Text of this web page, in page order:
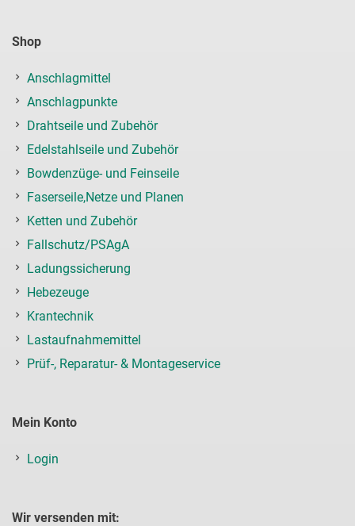
Shop
Anschlagmittel
Anschlagpunkte
Drahtseile und Zubehör
Edelstahlseile und Zubehör
Bowdenzüge- und Feinseile
Faserseile,Netze und Planen
Ketten und Zubehör
Fallschutz/PSAgA
Ladungssicherung
Hebezeuge
Krantechnik
Lastaufnahmemittel
Prüf-, Reparatur- & Montageservice
Mein Konto
Login
Wir versenden mit: